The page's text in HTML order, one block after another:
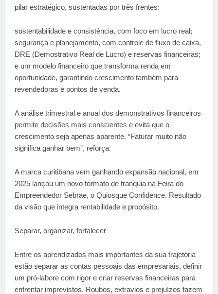
pilar estratégico, sustentadas por três frentes:
sustentabilidade e consistência, com foco em lucro real;
segurança e planejamento, com controle de fluxo de caixa,
DRE (Demostrativo Real de Lucro) e reservas financeiras;
e um modelo financeiro que transforma renda em
oportunidade, garantindo crescimento também para
revendedoras e pontos de venda.
A análise trimestral e anual dos demonstrativos financeiros
permite decisões mais conscientes e evita que o
crescimento seja apenas aparente. “Faturar muito não
significa ganhar bem”, reforça.
A marca curitibana vem ganhando expansão nacional, em
2025 lançou um novo formato de franquia na Feira do
Empreendedor Sebrae, o Quiosque Confidence. Resultado
da visão que integra rentabilidade e propósito.
Separar, organizar, fortalecer
Entre os aprendizados mais importantes da sua trajetória
estão separar as contas pessoais das empresariais, definir
um pró-labore com rigor e criar reservas financeiras para
enfrentar imprevistos. Roubos, extravios e prejuízos fazem